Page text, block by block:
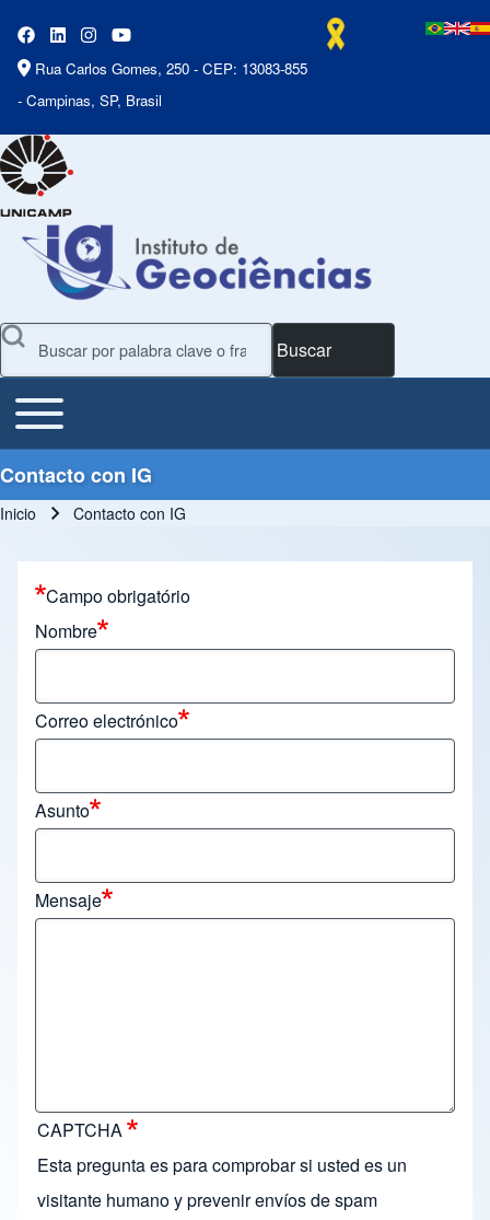
Rua Carlos Gomes, 250 - CEP: 13083-855
- Campinas, SP, Brasil
Buscar
Main Menu
Toggle main menu
Contacto con IG
Inicio Contacto con IG
Campo obrigatório
Nombre
Correo electrónico
Asunto
Mensaje
CAPTCHA
Esta pregunta es para comprobar si usted es un
visitante humano y prevenir envíos de spam